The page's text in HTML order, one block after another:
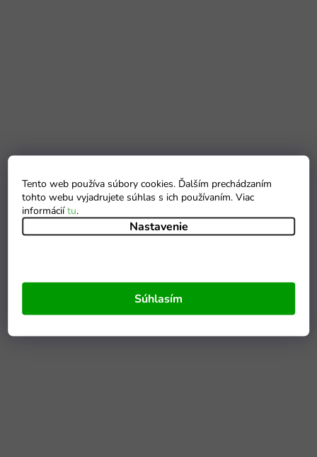
Tento web používa súbory cookies. Ďalším prechádzaním
tohto webu vyjadrujete súhlas s ich používaním. Viac
informáciítu.
Nastavenie
Súhlasím